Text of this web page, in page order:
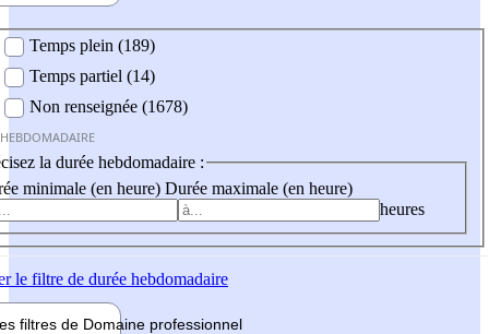
Temps plein (189)
Temps partiel (14)
Non renseignée (1678)
la durée hebdomadaire :
minimale (en heure) Durée maximale (en heure)
heures
le filtre de durée hebdomadaire
filtres de Domaine professionnel